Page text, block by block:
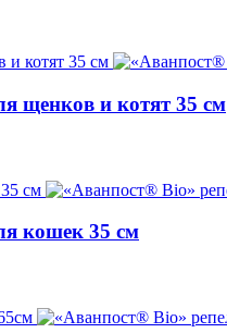
щенков и котят 35 см
кошек 35 см